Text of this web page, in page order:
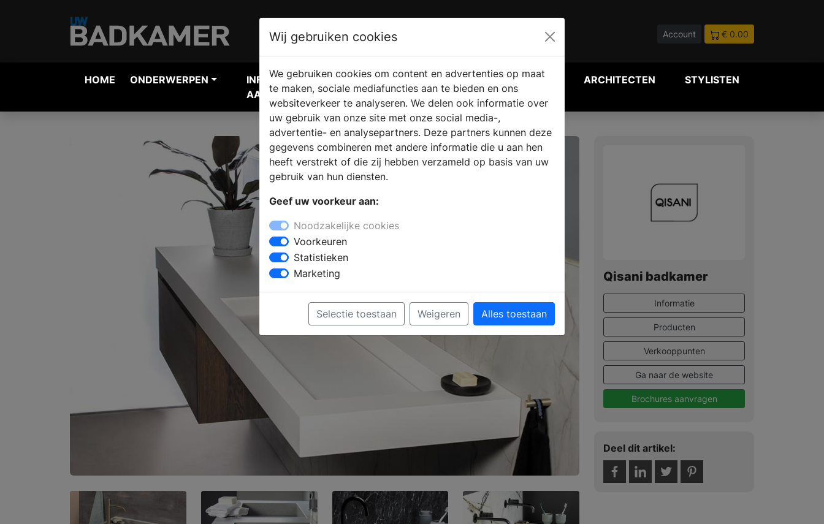
Account € 0.00
HOME ONDERWERPEN
INFORMATIE
AANVRAGEN
VERKOOPLOCATIE
VINDEN
WEBSHOP ARCHITECTEN STYLISTEN
Qisani badkamer
Informatie
Producten
Verkooppunten
Ga naar de website
Brochures aanvragen
Deel dit artikel:
Wij gebruiken cookies
We gebruiken cookies om content en advertenties op maat
te maken, sociale mediafuncties aan te bieden en ons
websiteverkeer te analyseren. We delen ook informatie over
uw gebruik van onze site met onze social media-,
advertentie- en analysepartners. Deze partners kunnen deze
gegevens combineren met andere informatie die u aan hen
heeft verstrekt of die zij hebben verzameld op basis van uw
gebruik van hun diensten.
Geef uw voorkeur aan:
Noodzakelijke cookies
Voorkeuren
Statistieken
Marketing
Selectie toestaan Weigeren Alles toestaan